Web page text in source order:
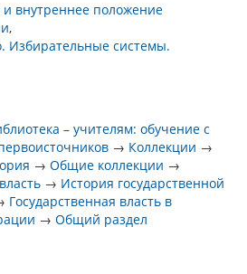
внутреннее положение
Избирательные системы.
– учителям: обучение с
→ Коллекции →
→Общие коллекции →
→ История государственной
Государственная власть в
→Общий раздел